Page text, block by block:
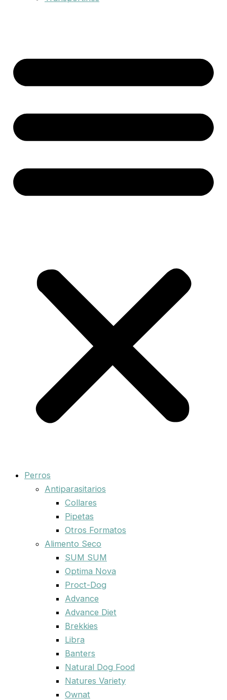
Perros
Antiparasitarios
Collares
Pipetas
Otros Formatos
Alimento Seco
SUM SUM
Optima Nova
Proct-Dog
Advance
Advance Diet
Brekkies
Libra
Banters
Natural Dog Food
Natures Variety
Ownat